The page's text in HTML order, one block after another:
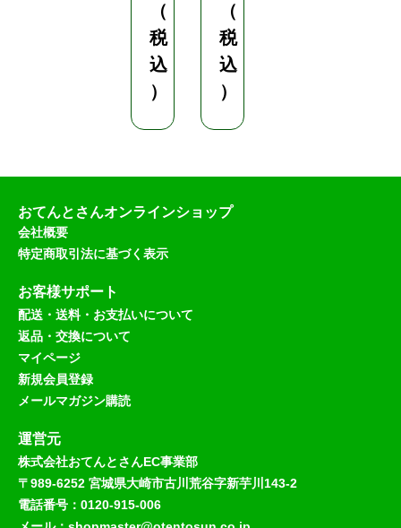
（
税
込
）
（
税
込
）
おてんとさんオンラインショップ
会社概要
特定商取引法に基づく表示
お客様サポート
配送・送料・お支払いについて
返品・交換について
マイページ
新規会員登録
メールマガジン購読
運営元
株式会社おてんとさんEC事業部
〒989-6252 宮城県大崎市古川荒谷字新芋川143-2
電話番号：0120-915-006